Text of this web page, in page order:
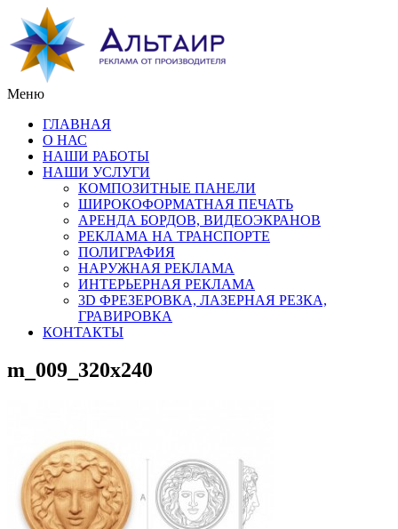
Меню
ГЛАВНАЯ
О НАС
НАШИ РАБОТЫ
НАШИ УСЛУГИ
КОМПОЗИТНЫЕ ПАНЕЛИ
ШИРОКОФОРМАТНАЯ ПЕЧАТЬ
АРЕНДА БОРДОВ, ВИДЕОЭКРАНОВ
РЕКЛАМА НА ТРАНСПОРТЕ
ПОЛИГРАФИЯ
НАРУЖНАЯ РЕКЛАМА
ИНТЕРЬЕРНАЯ РЕКЛАМА
3D ФРЕЗЕРОВКА, ЛАЗЕРНАЯ РЕЗКА,
ГРАВИРОВКА
КОНТАКТЫ
m_009_320x240